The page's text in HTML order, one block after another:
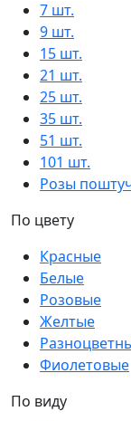
7 шт.
9 шт.
15 шт.
21 шт.
25 шт.
35 шт.
51 шт.
101 шт.
Розы
По цвету
Красные
Белые
Розовые
Желтые
Фиолетовые
По виду